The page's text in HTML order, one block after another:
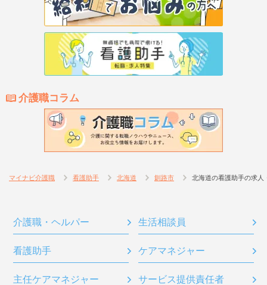
介護職コラム
マイナビ介護職 看護助手 北海道 釧路市 北海道の看護助手の求人
介護職・ヘルパー 生活相談員
看護助手 ケアマネジャー
主任ケアマネジャー サービス提供責任者